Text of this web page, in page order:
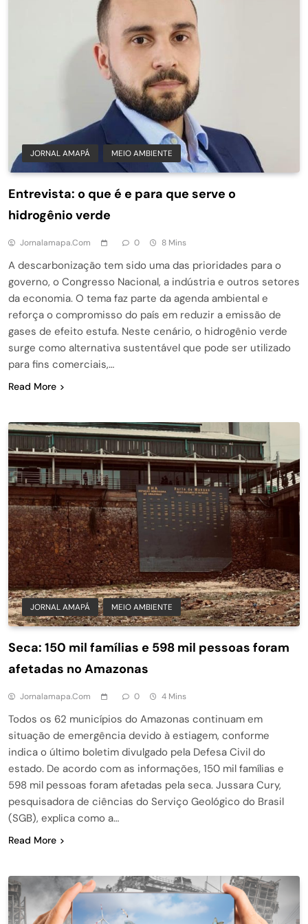
JORNAL AMAPÁ MEIO AMBIENTE
Entrevista: o que é e para que serve o
hidrogênio verde
Jornalamapa.com 0 8 Mins
A descarbonização tem sido uma das prioridades para o
governo, o Congresso Nacional, a indústria e outros setores
da economia. O tema faz parte da agenda ambiental e
reforça o compromisso do país em reduzir a emissão de
gases de efeito estufa. Neste cenário, o hidrogênio verde
surge como alternativa sustentável que pode ser utilizado
para fins comerciais,…
Read More
JORNAL AMAPÁ MEIO AMBIENTE
Seca: 150 mil famílias e 598 mil pessoas foram
afetadas no Amazonas
Jornalamapa.com 0 4 Mins
Todos os 62 municípios do Amazonas continuam em
situação de emergência devido à estiagem, conforme
indica o último boletim divulgado pela Defesa Civil do
estado. De acordo com as informações, 150 mil famílias e
598 mil pessoas foram afetadas pela seca. Jussara Cury,
pesquisadora de ciências do Serviço Geológico do Brasil
(SGB), explica como a…
Read More